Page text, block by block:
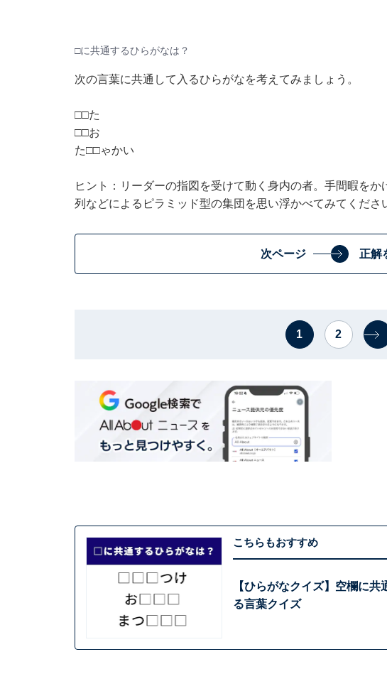
□に共通するひらがなは？
次の言葉に共通して入るひらがなを考えてみましょう。
□□た
□□お
た□□ゃかい
ヒント：リーダーの指図を受けて動く身内の者。手間暇を
列などによるピラミッド型の集団を思い浮かべてみてくださ
次ページ 正解
1 2
こちらもおすすめ
【ひらがなクイズ】空欄に
る言葉クイズ